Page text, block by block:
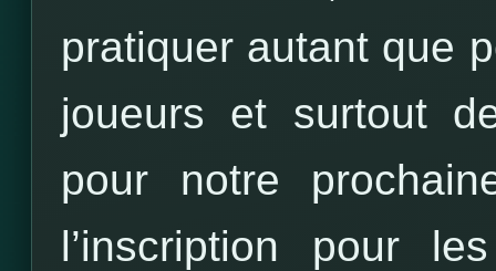
pratiquer autant que
joueurs et surtout
pour notre
l’inscription pour